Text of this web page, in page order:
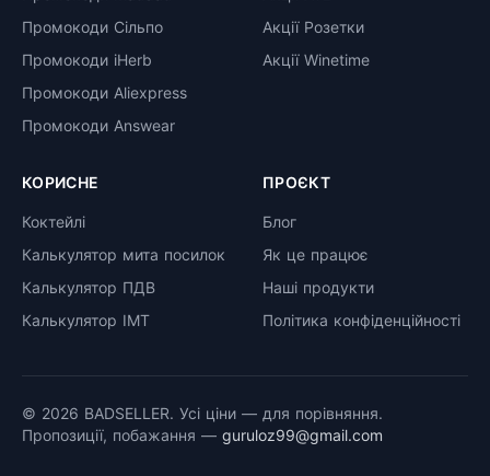
Промокоди Сільпо
Промокоди iHerb
Промокоди Aliexpress
Промокоди Answear
Акції Розетки
Акції Winetime
КОРИСНЕ
Коктейлі
Калькулятор мита посилок
Калькулятор ПДВ
Калькулятор ІМТ
ПРОЄКТ
Блог
Як це працює
Наші продукти
Політика конфіденційності
© 2026 BADSELLER. Усі ціни — для порівняння.
Пропозиції, побажання — guruloz99@gmail.com